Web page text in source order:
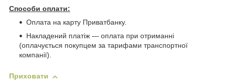
Способи оплати:
Оплата на карту Приватбанку.
Накладений платіж ― оплата при отриманні
(оплачується покупцем за тарифами транспортної
компанії).
Приховати